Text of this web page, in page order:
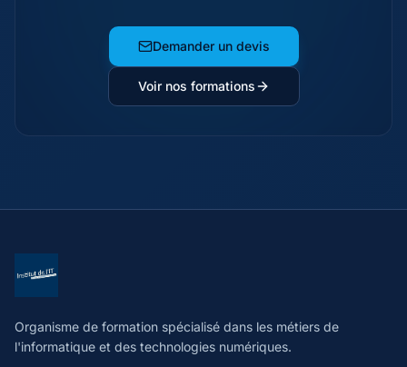
Demander un devis
Voir nos formations
Organisme de formation spécialisé dans les métiers de
l'informatique et des technologies numériques.